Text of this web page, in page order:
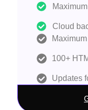
Cloud
100+
Updates